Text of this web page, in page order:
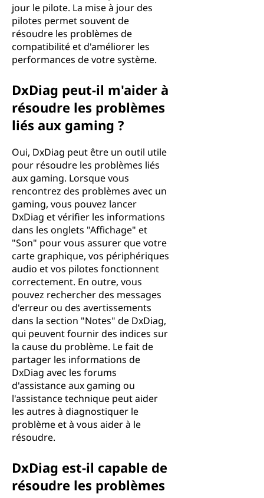
jour le pilote. La mise à jour des
pilotes permet souvent de
résoudre les problèmes de
compatibilité et d'améliorer les
performances de votre système.
DxDiag peut-il m'aider à
résoudre les problèmes
liés aux gaming ?
Oui, DxDiag peut être un outil utile
pour résoudre les problèmes liés
aux gaming. Lorsque vous
rencontrez des problèmes avec un
gaming, vous pouvez lancer
DxDiag et vérifier les informations
dans les onglets "Affichage" et
"Son" pour vous assurer que votre
carte graphique, vos périphériques
audio et vos pilotes fonctionnent
correctement. En outre, vous
pouvez rechercher des messages
d'erreur ou des avertissements
dans la section "Notes" de DxDiag,
qui peuvent fournir des indices sur
la cause du problème. Le fait de
partager les informations de
DxDiag avec les forums
d'assistance aux gaming ou
l'assistance technique peut aider
les autres à diagnostiquer le
problème et à vous aider à le
résoudre.
DxDiag est-il capable de
résoudre les problèmes